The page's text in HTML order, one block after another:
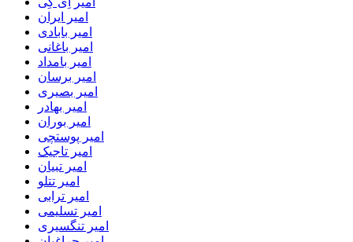
امیر ایران
امیر بابادی
امیر باغانی
امیر بامداد
امیر برسان
امیر بصیری
امیر بهادر
امیر بوران
امیر پوستچی
امیر تاجیک
امیر تبیان
امیر تتلو
امیر ترابی
امیر تسلیمی
امیر تنگسیری